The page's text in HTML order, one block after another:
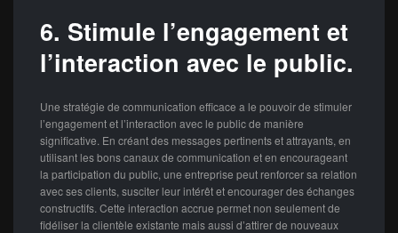
6. Stimule l’engagement et
l’interaction avec le public.
Une stratégie de communication efficace a le pouvoir de stimuler
l’engagement et l’interaction avec le public de manière
significative. En créant des messages pertinents et attrayants, en
utilisant les bons canaux de communication et en encourageant
la participation du public, une entreprise peut renforcer sa relation
avec ses clients, susciter leur intérêt et encourager des échanges
constructifs. Cette interaction accrue permet non seulement de
fidéliser la clientèle existante mais aussi d’attirer de nouveaux